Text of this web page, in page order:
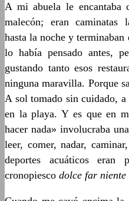
A mi abuela le encantaba
malecón; eran caminatas
hasta la noche y terminaban
lo había pensado antes,
gustando tanto esos
ninguna maravilla. Porque
A sol tomado sin cuidado,
en la playa. Y es que en
hacer nada» involucraba
leer, comer, nadar,
deportes acuáticos eran
cronopiesco dolce far niente